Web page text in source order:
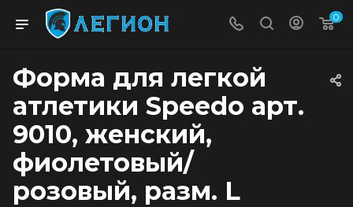
0
Форма для легкой
атлетики Speedo арт.
9010, женский,
фиолетовый/
розовый, разм. L